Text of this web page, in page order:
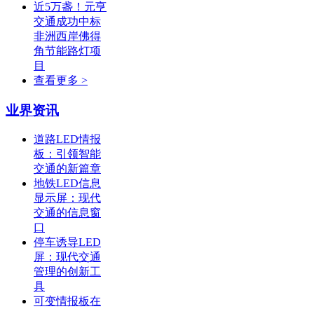
近5万盏！元亨
交通成功中标
非洲西岸佛得
角节能路灯项
目
查看更多 >
业界资讯
道路LED情报
板：引领智能
交通的新篇章
地铁LED信息
显示屏：现代
交通的信息窗
口
停车诱导LED
屏：现代交通
管理的创新工
具
可变情报板在